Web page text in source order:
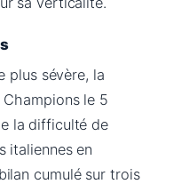
plus sévère, la
le 5
la difficulté de
italiennes en
cumulé sur trois